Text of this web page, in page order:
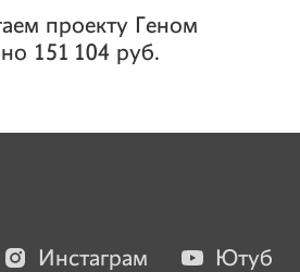
проекту Геном
151 104 руб.
Инстаграм Ютуб